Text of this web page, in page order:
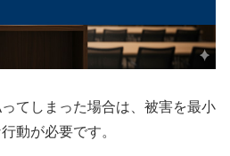
てしまった場合は、被害を最小
動が必要です。